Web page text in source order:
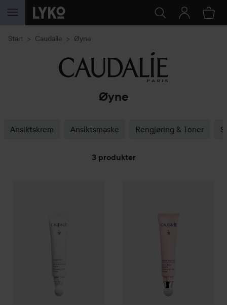
GÅ TIL INNHOLD
Start Caudalie Øyne
Øyne
Ansiktskrem Ansiktsmaske Rengjøring & Toner
3 produkter